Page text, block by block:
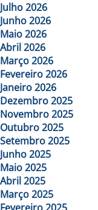
Julho 2026
Junho 2026
Maio 2026
Abril 2026
Março 2026
Fevereiro 2026
Janeiro 2026
Dezembro 2025
Novembro 2025
Outubro 2025
Setembro 2025
Junho 2025
Maio 2025
Abril 2025
Março 2025